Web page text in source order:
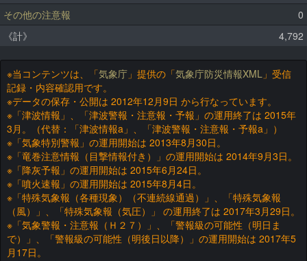
その他の注意報
0
《計》
4,792
※当コンテンツは、「気象庁 」提供の「気象庁防災情報XML 」受信
記録・内容確認用です。
※データの保存・公開は 2012年12月9日 から行なっています。
※「津波情報」、「津波警報・注意報・予報」の運用終了は 2015年
3月。（代替：「津波情報a」、「津波警報・注意報・予報a」）
※「気象特別警報」の運用開始は 2013年8月30日。
※「竜巻注意情報（目撃情報付き）」の運用開始は 2014年9月3日。
※「降灰予報」の運用開始は 2015年6月24日。
※「噴火速報」の運用開始は 2015年8月4日。
※「特殊気象報（各種現象）（不連続線通過）」、「特殊気象報
（風）」、「特殊気象報（気圧）」 の運用終了は 2017年3月29日。
※「気象警報・注意報（Ｈ２７）」、「警報級の可能性（明日ま
で）」、「警報級の可能性（明後日以降）」の運用開始は 2017年5
月17日。